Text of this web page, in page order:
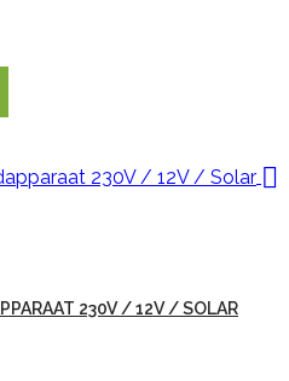

230V / 12V / SOLAR